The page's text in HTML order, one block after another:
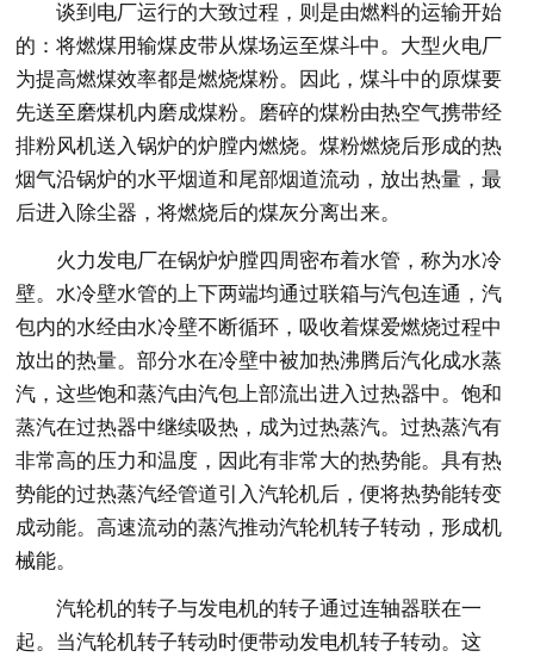
谈到电厂运行的大致过程，则是由燃料的运输开始
的：将燃煤用输煤皮带从煤场运至煤斗中。大型火电厂
为提高燃煤效率都是燃烧煤粉。因此，煤斗中的原煤要
先送至磨煤机内磨成煤粉。磨碎的煤粉由热空气携带经
排粉风机送入锅炉的炉膛内燃烧。煤粉燃烧后形成的热
烟气沿锅炉的水平烟道和尾部烟道流动，放出热量，最
后进入除尘器，将燃烧后的煤灰分离出来。
火力发电厂在锅炉炉膛四周密布着水管，称为水冷
壁。水冷壁水管的上下两端均通过联箱与汽包连通，汽
包内的水经由水冷壁不断循环，吸收着煤爱燃烧过程中
放出的热量。部分水在冷壁中被加热沸腾后汽化成水蒸
汽，这些饱和蒸汽由汽包上部流出进入过热器中。饱和
蒸汽在过热器中继续吸热，成为过热蒸汽。过热蒸汽有
非常高的压力和温度，因此有非常大的热势能。具有热
势能的过热蒸汽经管道引入汽轮机后，便将热势能转变
成动能。高速流动的蒸汽推动汽轮机转子转动，形成机
械能。
汽轮机的转子与发电机的转子通过连轴器联在一
起。当汽轮机转子转动时便带动发电机转子转动。这